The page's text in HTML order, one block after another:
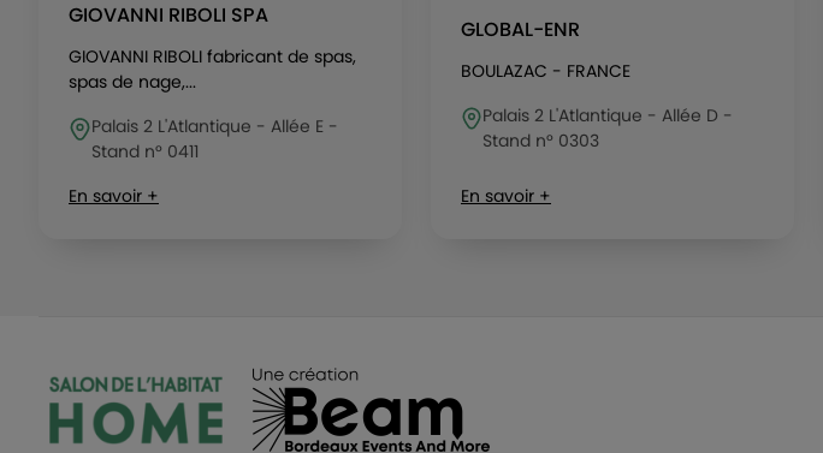
GIOVANNI RIBOLI SPA
GIOVANNI RIBOLI fabricant de spas,
spas de nage,...
Palais 2 L'Atlantique - Allée E -
Stand n° 0411
En savoir +
GLOBAL-ENR
BOULAZAC - FRANCE
Palais 2 L'Atlantique - Allée D -
Stand n° 0303
En savoir +